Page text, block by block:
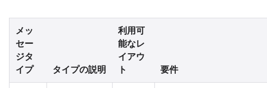
メッ
セー
ジタ
イプ
タイプの説明
利用可
能なレ
イアウ
ト
要件